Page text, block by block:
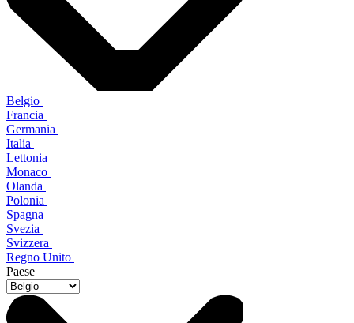
Belgio
Francia
Germania
Italia
Lettonia
Monaco
Olanda
Polonia
Spagna
Svezia
Svizzera
Regno Unito
Paese